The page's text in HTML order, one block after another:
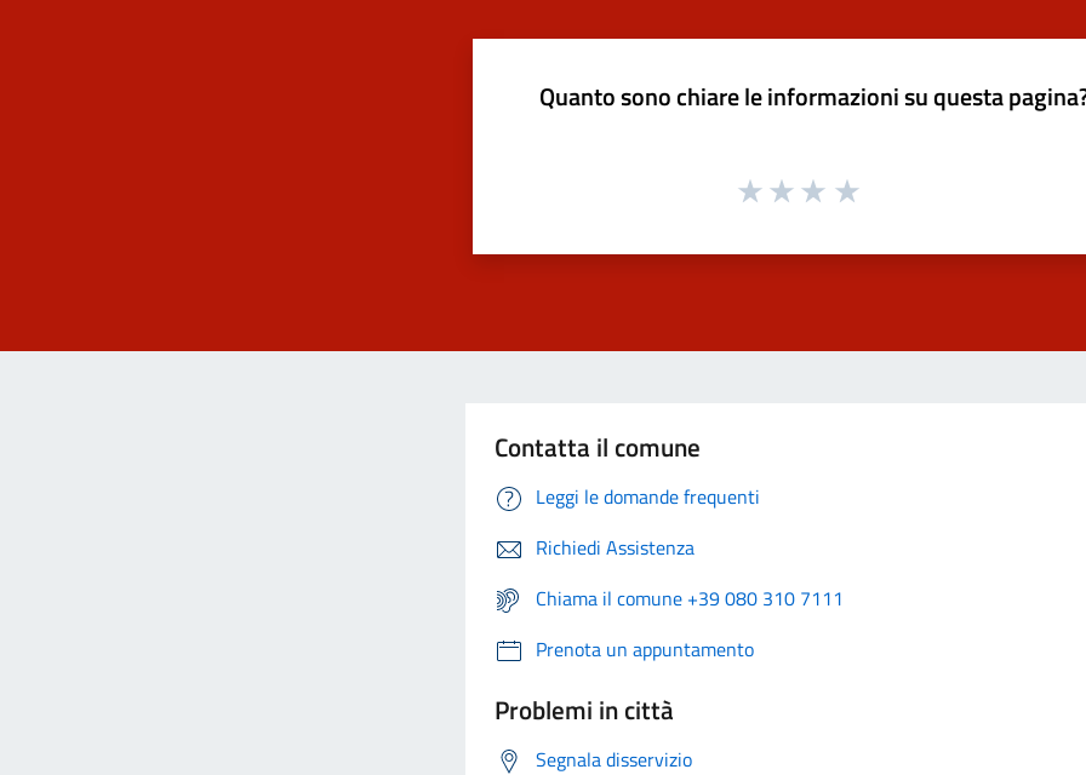
Quanto sono chiare le informazioni su questa
Contatta il comune
Leggi le domande frequenti
Richiedi Assistenza
Chiama il comune +39 080 310 7111
Prenota un appuntamento
Problemi in città
Segnala disservizio